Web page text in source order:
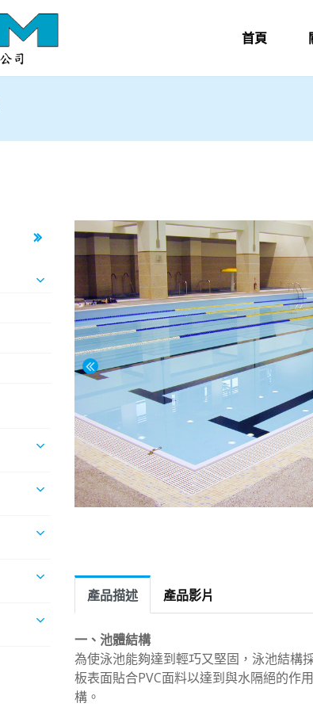
首頁
產品描述 產品影片
一、池體結構
為使泳池能夠達到輕巧又堅固，泳池結構
板表面貼合PVC面料以達到與水隔絕的作
構。